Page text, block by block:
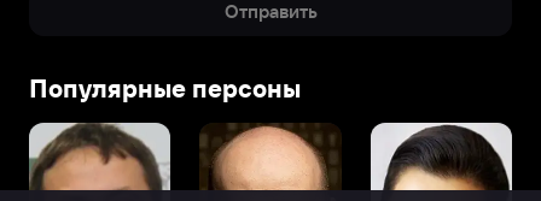
Отправить
Популярные персоны